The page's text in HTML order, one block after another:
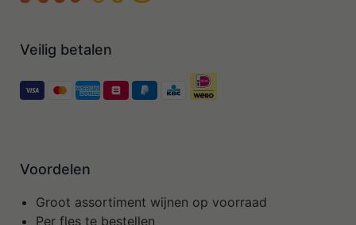
Veilig betalen
Voordelen
Groot assortiment wijnen op voorraad
Per fles te bestellen